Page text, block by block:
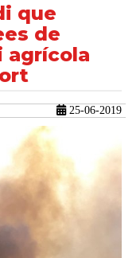
que
de
agrícola
25-06-2019